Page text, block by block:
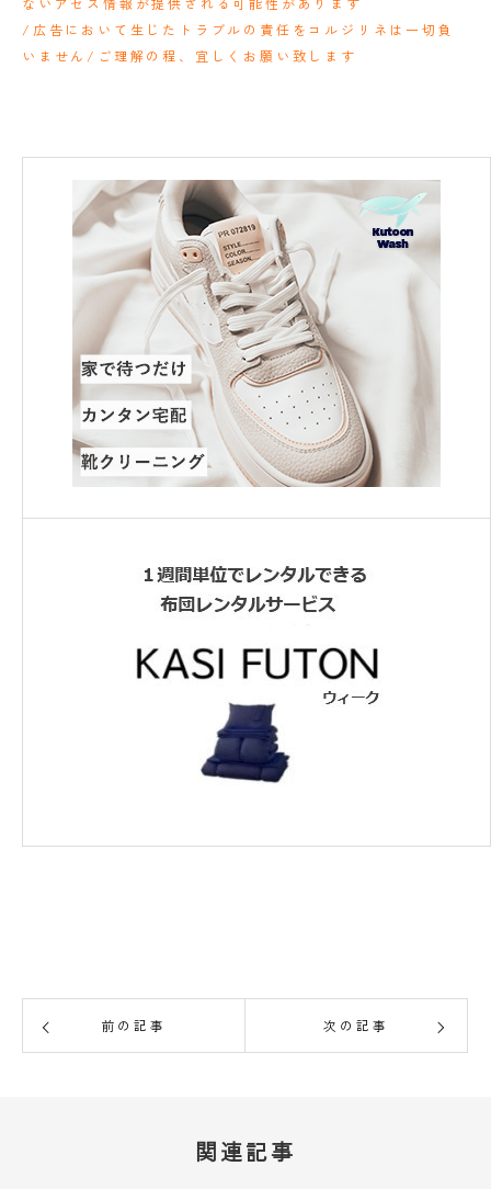
/広告において生じたトラブルの責任をコルジリネは一切負
いません/ご理解の程、宜しくお願い致します
前の記事 次の記事
関連記事